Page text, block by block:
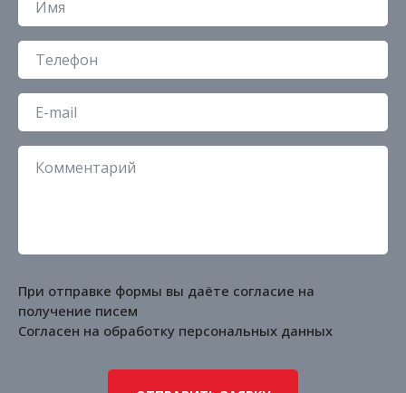
При отправке формы вы даёте согласие на
получение писем
Согласен на обработку персональных данных